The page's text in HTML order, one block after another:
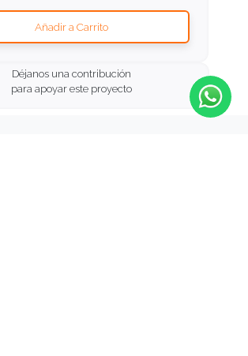
Añadir a Carrito
Déjanos una contribución
para apoyar este proyecto